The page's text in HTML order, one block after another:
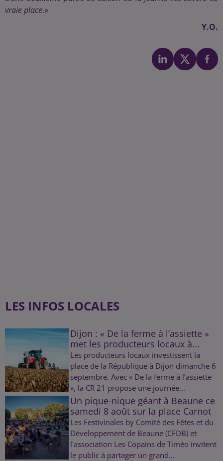
vraie place.»
Y.O.
LES INFOS LOCALES
Dijon : « De la ferme à l’assiette »
met les producteurs locaux à...
Les producteurs locaux investissent la
place de la République à Dijon dimanche 6
septembre. Avec « De la ferme à l’assiette
», la CR 21 propose une journée...
Un pique-nique géant à Beaune ce
samedi 8 août sur la place Carnot
Les Festivinales by Comité des Fêtes et du
Développement de Beaune (CFDB) et
l'association Les Copains de Timéo invitent
le public à partager un grand...